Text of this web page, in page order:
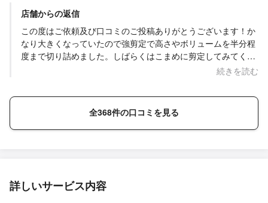
店舗からの返信
この度はご依頼及び口コミのご投稿ありがとうございます！か
なり大きくなっていたので強剪定で高さやボリュームを半分程
度まで切り詰めました。しばらくはこまめに剪定してみてくだ
さい♪また何かございましたら、お気軽にご相談ください。今
続きを読む
全368件の口コミを見る
詳しいサービス内容